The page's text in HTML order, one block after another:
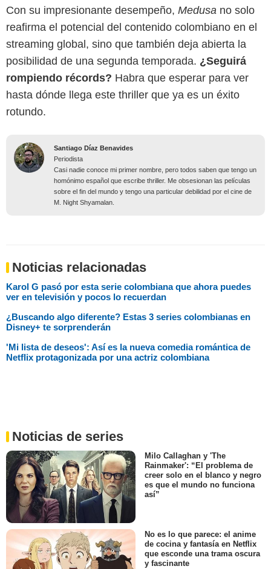
Con su impresionante desempeño, Medusa no solo
reafirma el potencial del contenido colombiano en el
streaming global, sino que también deja abierta la
posibilidad de una segunda temporada. ¿Seguirá
rompiendo récords? Habra que esperar para ver
hasta dónde llega este thriller que ya es un éxito
rotundo.
Santiago Díaz Benavides
Periodista
Casi nadie conoce mi primer nombre, pero todos saben que tengo un
homónimo español que escribe thriller. Me obsesionan las películas
sobre el fin del mundo y tengo una particular debilidad por el cine de
M. Night Shyamalan.
Noticias relacionadas
Karol G pasó por esta serie colombiana que ahora puedes
ver en televisión y pocos lo recuerdan
¿Buscando algo diferente? Estas 3 series colombianas en
Disney+ te sorprenderán
'Mi lista de deseos': Así es la nueva comedia romántica de
Netflix protagonizada por una actriz colombiana
Noticias de series
Milo Callaghan y 'The
Rainmaker': “El problema de
creer solo en el blanco y negro
es que el mundo no funciona
así”
No es lo que parece: el anime
de cocina y fantasía en Netflix
que esconde una trama oscura
y fascinante